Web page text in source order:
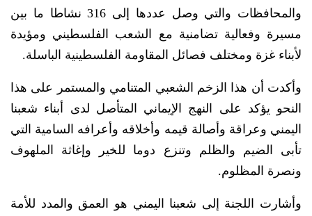
والمحافظات والتي وصل عددها إلى 316 نشاطا ما بين
مسيرة وفعالية تضامنية مع الشعب الفلسطيني ومؤيدة
لأبناء غزة ومختلف فصائل المقاومة الفلسطينية الباسلة.
وأكدت أن هذا الزخم الشعبي المتنامي والمستمر على هذا
النحو يؤكد على النهج الإيماني المتأصل لدى أبناء شعبنا
اليمني وعراقة وأصالة قيمه وأخلاقه وأعرافه السامية التي
تأبى الضيم والظلم وتنزع دوما للخير وإغاثة الملهوف
ونصرة المظلوم.
وأشارت اللجنة إلى شعبنا اليمني هو العمق والمدد للأمة